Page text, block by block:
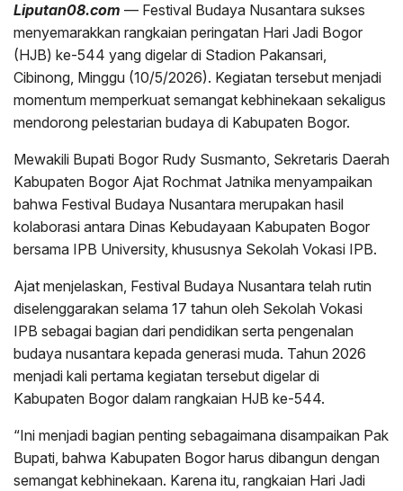
Liputan08.com — Festival Budaya Nusantara sukses
menyemarakkan rangkaian peringatan Hari Jadi Bogor
(HJB) ke-544 yang digelar di Stadion Pakansari,
Cibinong, Minggu (10/5/2026). Kegiatan tersebut menjadi
momentum memperkuat semangat kebhinekaan sekaligus
mendorong pelestarian budaya di Kabupaten Bogor.
Mewakili Bupati Bogor Rudy Susmanto, Sekretaris Daerah
Kabupaten Bogor Ajat Rochmat Jatnika menyampaikan
bahwa Festival Budaya Nusantara merupakan hasil
kolaborasi antara Dinas Kebudayaan Kabupaten Bogor
bersama IPB University, khususnya Sekolah Vokasi IPB.
Ajat menjelaskan, Festival Budaya Nusantara telah rutin
diselenggarakan selama 17 tahun oleh Sekolah Vokasi
IPB sebagai bagian dari pendidikan serta pengenalan
budaya nusantara kepada generasi muda. Tahun 2026
menjadi kali pertama kegiatan tersebut digelar di
Kabupaten Bogor dalam rangkaian HJB ke-544.
“Ini menjadi bagian penting sebagaimana disampaikan Pak
Bupati, bahwa Kabupaten Bogor harus dibangun dengan
semangat kebhinekaan. Karena itu, rangkaian Hari Jadi